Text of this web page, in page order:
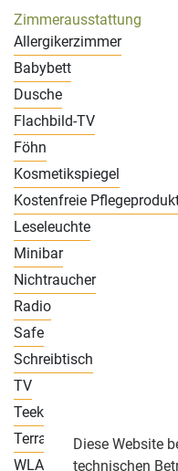
Diese Website
technischen
Zimmerausstattung
Allergikerzimmer
Babybett
Dusche
Flachbild-TV
Föhn
Kosmetikspiegel
Kostenfreie
Leseleuchte
Minibar
Nichtraucher
Radio
Safe
Schreibtisch
TV
Teekocher
Terrasse
WLAN